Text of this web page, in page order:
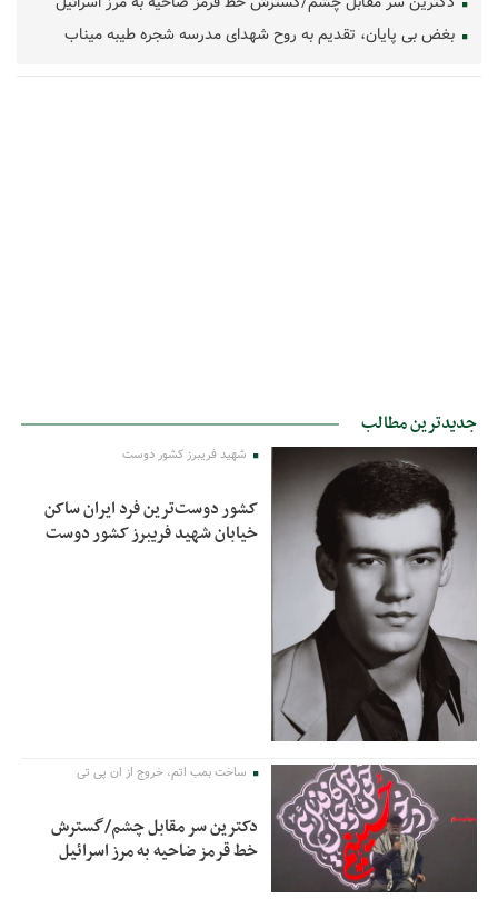
بغض بی پایان، تقدیم به روح شهدای مدرسه شجره طیبه میناب
جدیدترین مطالب
شهید فریبرز کشور دوست
کشور دوست‌ترین فرد ایران ساکن
خیابان شهید فریبرز کشور دوست
ساخت بمب اتم، خروج از ان پی تی
دکترین سر مقابل چشم/گسترش
خط قرمز ضاحیه به مرز اسرائیل